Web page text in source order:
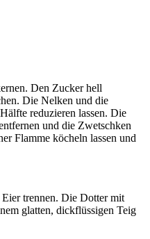
Den Zucker hell
Die Nelken und die
reduzieren lassen. Die
und die Zwetschken
Flamme köcheln lassen und
trennen. Die Dotter mit
glatten, dickflüssigen Teig